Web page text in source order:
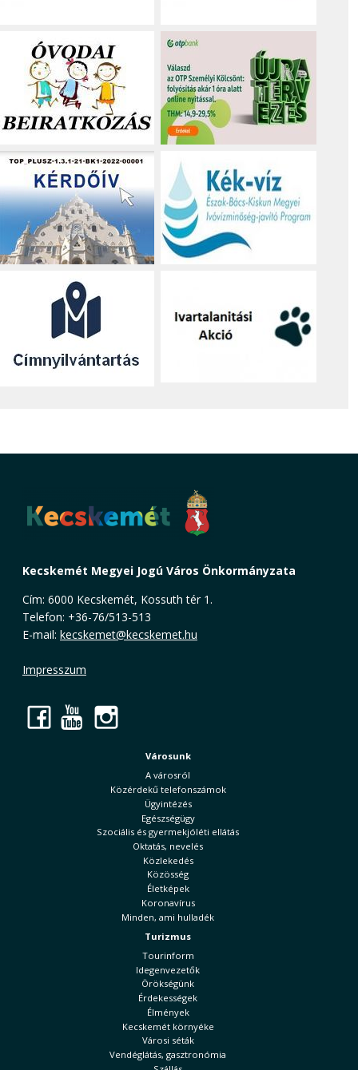
Kecskemét Megyei Jogú Város Önkormányzata
Cím: 6000 Kecskemét, Kossuth tér 1.
Telefon: +36-76/513-513
E-mail: kecskemet@kecskemet.hu
Impresszum
Facebook
YouTube
Városunk
A városról
Közérdekű telefonszámok
Ügyintézés
Egészségügy
Szociális és gyermekjóléti ellátás
Oktatás, nevelés
Közlekedés
Közösség
Életképek
Koronavírus
Minden, ami hulladék
Turizmus
Tourinform
Idegenvezetők
Örökségünk
Érdekességek
Élmények
Kecskemét környéke
Városi séták
Vendéglátás, gasztronómia